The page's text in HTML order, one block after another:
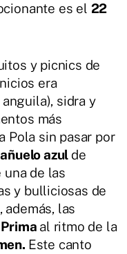
es el 22
y picnics de
era
sidra y
más
Pola sin pasar por
azul de
de las
y bulliciosas de
además, las
al ritmo de la
Este canto